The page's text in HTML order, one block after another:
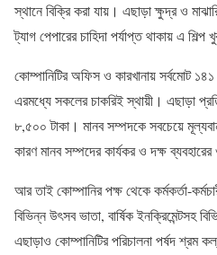
স্থানে বিক্রি করা যায়। এছাড়া ক্ষুদ্র ও
ট্যাগ পেপারের চাহিদা পর্যাপ্ত থাকায় এ শিল্প
কোম্পানিটির অফিস ও কারখানায় সর্বমোট
এরমধ্যে সকলের চাকরিই স্থায়ী। এছাড়া
৮,৫০০ টাকা। মানব সম্পদকে সবচেয়ে
কারণ মানব সম্পদের কার্যকর ও দক্ষ
আর তাই কোম্পানির পক্ষ থেকে কর্মকর্তা-
বিভিন্ন উৎসব ভাতা, বার্ষিক ইনক্রিমেন্টসহ
এছাড়াও কোম্পানিটির পরিচালনা পর্ষদ